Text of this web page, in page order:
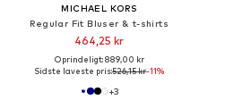
MICHAEL KORS
Regular Fit Bluser & t-shirts
464,25 kr
Oprindeligt: 889,00 kr
Sidste laveste pris:526,15 kr-11%
+3